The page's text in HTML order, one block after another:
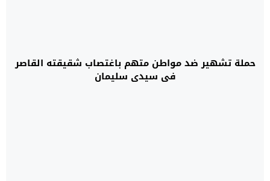
حملة تشهير ضد مواطن متهم باغتصاب شقيقته القاصر
في سيدي سليمان